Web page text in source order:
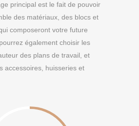
principal est le fait de pouvoir
des matériaux, des blocs et
composeront votre future
également choisir les
des plans de travail, et
accessoires, huisseries et